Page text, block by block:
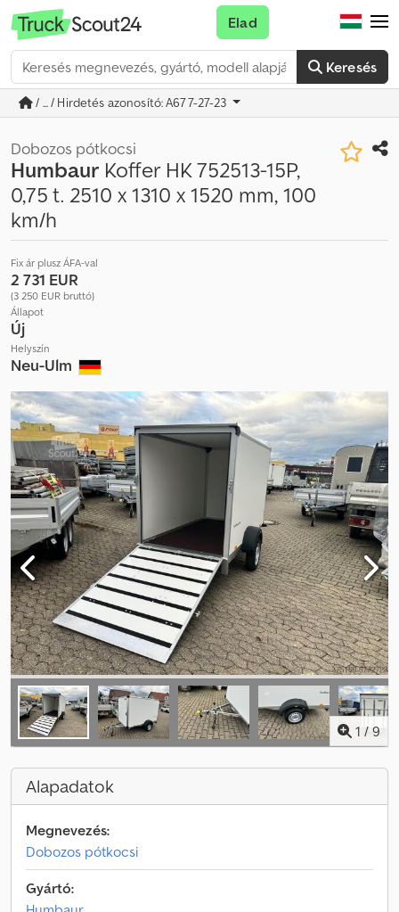
Keresés
Elad
/ ... / Hirdetés azonosító: A677-27-23
Dobozos pótkocsi
Humbaur Koffer HK 752513-15P,
0,75 t. 2510 x 1310 x 1520 mm, 100
km/h
Fix ár plusz ÁFA-val
2 731 EUR
(3 250 EUR bruttó)
Állapot
Új
Helyszín
Neu-Ulm
1 / 9
Alapadatok
Megnevezés:
Dobozos pótkocsi
Gyártó: